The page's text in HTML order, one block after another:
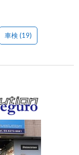
車検 (19)